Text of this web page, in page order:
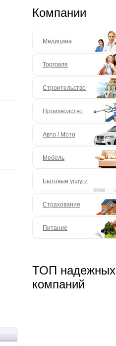
Компании
Медицина
Торговля
Строительство
Производство
Авто / Мото
Мебель
Бытовые услуги
Страхование
Питание
ТОП надежных
компаний